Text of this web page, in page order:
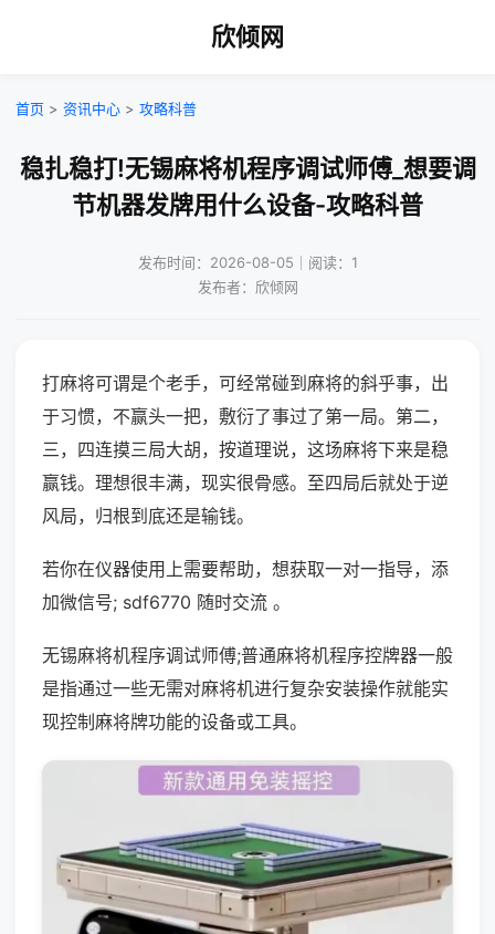
欣倾网
首页 > 资讯中心 > 攻略科普
稳扎稳打!无锡麻将机程序调试师傅_想要调
节机器发牌用什么设备-攻略科普
发布时间：2026-08-05｜阅读：1
发布者：欣倾网
打麻将可谓是个老手，可经常碰到麻将的斜乎事，出
于习惯，不赢头一把，敷衍了事过了第一局。第二，
三，四连摸三局大胡，按道理说，这场麻将下来是稳
赢钱。理想很丰满，现实很骨感。至四局后就处于逆
风局，归根到底还是输钱。
若你在仪器使用上需要帮助，想获取一对一指导，添
加微信号; sdf6770 随时交流 。
无锡麻将机程序调试师傅;普通麻将机程序控牌器一般
是指通过一些无需对麻将机进行复杂安装操作就能实
现控制麻将牌功能的设备或工具。